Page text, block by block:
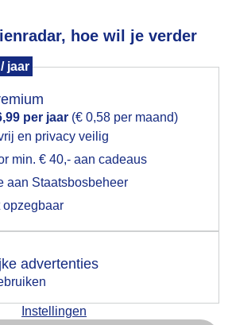
hoe wil je verder
jaar
per jaar (€ 0,58 per maand)
en privacy veilig
min. € 40,- aan cadeaus
aan Staatsbosbeheer
opzegbaar
advertenties
Instellingen
licht buitje
locatie gebruiken voor het
geen akkoord op hebt gegeven,
een pop-up uit je browser waarin
toon de popup
niet, misschien later